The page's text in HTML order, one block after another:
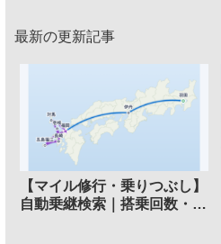
最新の更新記事
【マイル修行・乗りつぶし】
自動乗継検索｜搭乗回数・